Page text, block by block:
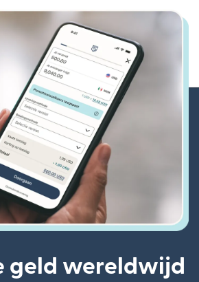
geld wereldwijd